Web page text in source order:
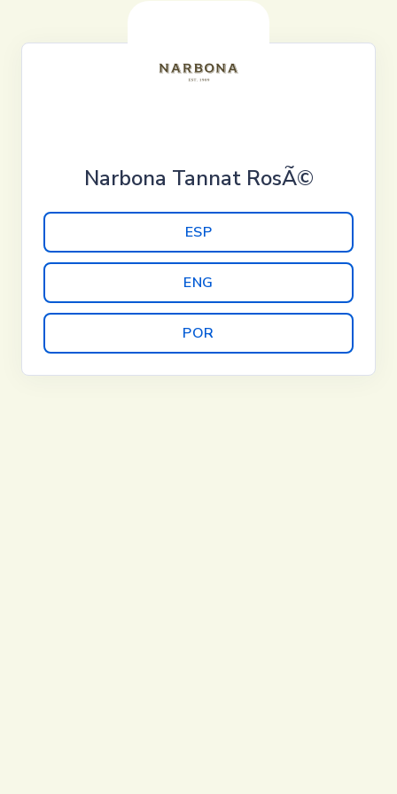
Narbona Tannat RosÃ©
ESP
ENG
POR